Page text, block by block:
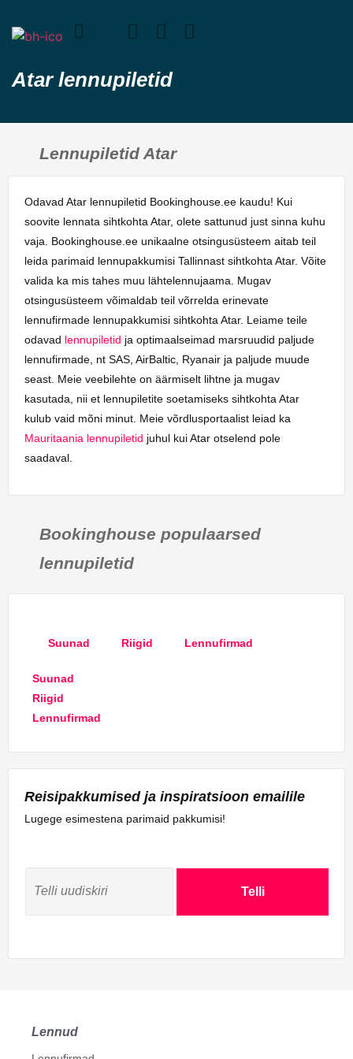
Atar lennupiletid
Lennupiletid Atar
Odavad Atar lennupiletid Bookinghouse.ee kaudu! Kui
soovite lennata sihtkohta Atar, olete sattunud just sinna kuhu
vaja. Bookinghouse.ee unikaalne otsingusüsteem aitab teil
leida parimaid lennupakkumisi Tallinnast sihtkohta Atar. Võite
valida ka mis tahes muu lähtelennujaama. Mugav
otsingusüsteem võimaldab teil võrrelda erinevate
lennufirmade lennupakkumisi sihtkohta Atar. Leiame teile
odavad lennupiletid ja optimaalseimad marsruudid paljude
lennufirmade, nt SAS, AirBaltic, Ryanair ja paljude muude
seast. Meie veebilehte on äärmiselt lihtne ja mugav
kasutada, nii et lennupiletite soetamiseks sihtkohta Atar
kulub vaid mõni minut. Meie võrdlusportaalist leiad ka
Mauritaania lennupiletid juhul kui Atar otselend pole
saadaval.
Bookinghouse populaarsed
lennupiletid
Suunad Riigid Lennufirmad
Suunad
Riigid
Lennufirmad
Reisipakkumised ja inspiratsioon emailile
Lugege esimestena parimaid pakkumisi!
Telli
Lennud